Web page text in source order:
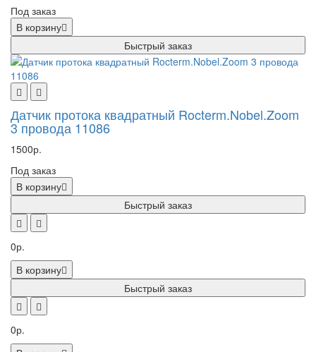
Под заказ
В корзину
Быстрый заказ
Датчик протока квадратный Rocterm.Nobel.Zoom
3 провода 11086
1500р.
Под заказ
В корзину
Быстрый заказ
0р.
В корзину
Быстрый заказ
0р.